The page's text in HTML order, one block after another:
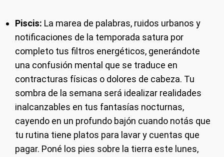
Piscis: La marea de palabras, ruidos urbanos y
notificaciones de la temporada satura por
completo tus filtros energéticos, generándote
una confusión mental que se traduce en
contracturas físicas o dolores de cabeza. Tu
sombra de la semana será idealizar realidades
inalcanzables en tus fantasías nocturnas,
cayendo en un profundo bajón cuando notás que
tu rutina tiene platos para lavar y cuentas que
pagar. Poné los pies sobre la tierra este lunes,